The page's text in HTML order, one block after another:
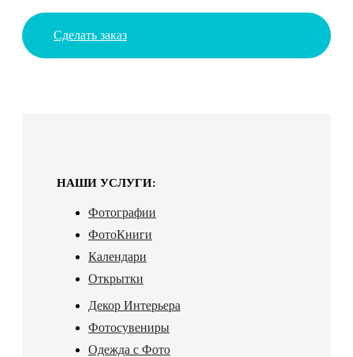
Сделать заказ
НАШИ УСЛУГИ:
Фотографии
ФотоКниги
Календари
Открытки
Декор Интерьера
Фотосувениры
Одежда с Фото